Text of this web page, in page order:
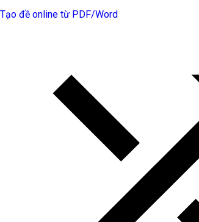
Tạo đề online từ PDF/Word